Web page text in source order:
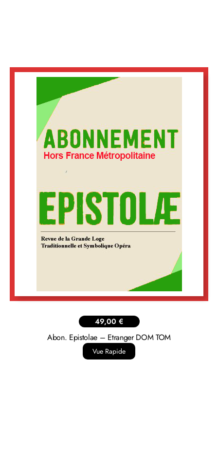
49,00 €
Abon. Epistolae – Etranger DOM TOM
Vue Rapide